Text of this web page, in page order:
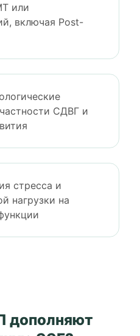
или
включая Post-
СДВГ и
стресса и
нагрузки на
дополняют